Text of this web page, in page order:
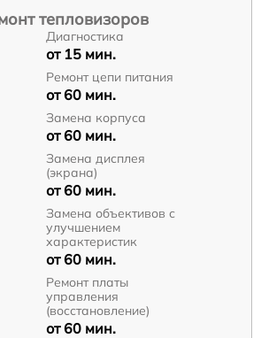
тепловизоров
Диагностика
от 15 мин.
Ремонт цепи питания
от 60 мин.
Замена корпуса
от 60 мин.
Замена дисплея
(экрана)
от 60 мин.
Замена объективов с
улучшением
характеристик
от 60 мин.
Ремонт платы
управления
(восстановление)
от 60 мин.